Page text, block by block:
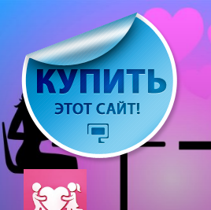
содержимому